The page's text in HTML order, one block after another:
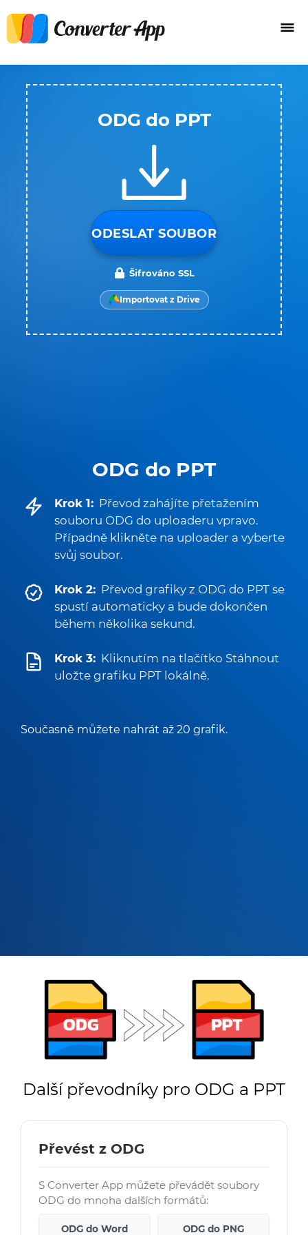
ODG do PPT
Krok 1: Převod zahájíte přetažením
souboru ODG do uploaderu vpravo.
Případně klikněte na uploader a vyberte
svůj soubor.
Krok 2: Převod grafiky z ODG do PPT se
spustí automaticky a bude dokončen
během několika sekund.
Krok 3: Kliknutím na tlačítko Stáhnout
uložte grafiku PPT lokálně.
Současně můžete nahrát až 20 grafik.
ODG do PPT
ODESLAT SOUBOR
Šifrováno SSL
Importovat z Drive
Další převodníky pro ODG a PPT
Převést z ODG
S Converter App můžete převádět soubory
ODG do mnoha dalších formátů:
ODG do Word ODG do PNG